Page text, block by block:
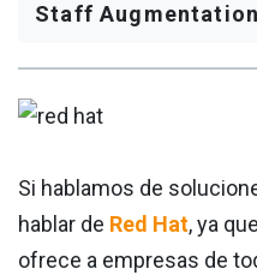
Staff Augmentation
Si hablamos de
hablar de Red Hat, ya
ofrece a empresas de